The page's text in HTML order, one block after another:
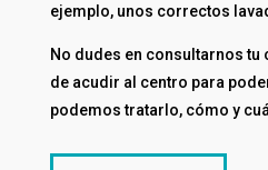
ejemplo, unos correctos
No dudes en consultarnos tu
de acudir al centro para
podemos tratarlo, cómo y